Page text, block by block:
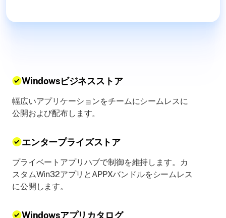
Windowsビジネスストア
幅広いアプリケーションをチームにシームレスに
公開および配布します。
エンタープライズストア
プライベートアプリハブで制御を維持します。カ
スタムWin32アプリとAPPXバンドルをシームレス
に公開します。
Windowsアプリカタログ